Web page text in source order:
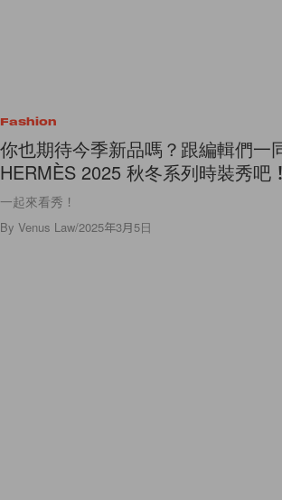
Fashion
你也期待今季新品嗎？跟編輯們一
HERMÈS 2025 秋冬系列時裝秀吧！
一起來看秀！
By Venus Law/2025年3月5日